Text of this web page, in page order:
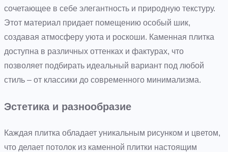
сочетающее в себе элегантность и природную текстуру.
Этот материал придает помещению особый шик,
создавая атмосферу уюта и роскоши. Каменная плитка
доступна в различных оттенках и фактурах, что
позволяет подбирать идеальный вариант под любой
стиль – от классики до современного минимализма.
Эстетика и разнообразие
Каждая плитка обладает уникальным рисунком и цветом,
что делает потолок из каменной плитки настоящим